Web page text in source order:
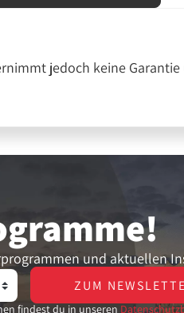
jedoch keine
und aktuellen
ZUM
findest du in unseren